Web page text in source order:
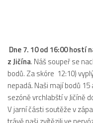
Dne 7. 10 od 16:00 hostí
z Jičína. Náš soupeř se
bodů. Za skóre 12:10)
nepadá. Naši mají bodů
sezóně vrchlabští v Jičíně
V jarní části soutěže v